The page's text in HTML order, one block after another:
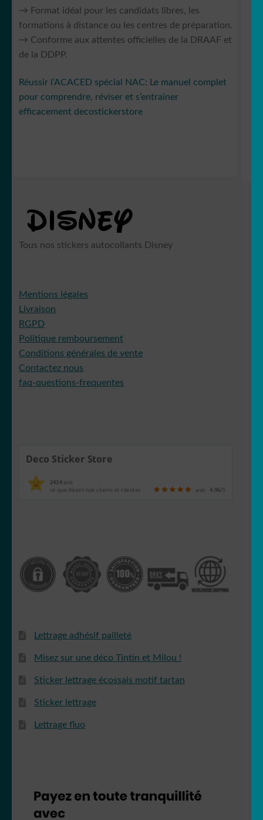
→ Format idéal pour les candidats libres, les
formations à distance ou les centres de préparation.
→ Conforme aux attentes officielles de la DRAAF et
de la DDPP.
Réussir l’ACACED spécial NAC: Le manuel complet
pour comprendre, réviser et s’entraîner
efficacement decostickerstore
Tous nos stickers autocollants Disney
Mentions légales
Livraison
RGPD
Politique remboursement
Conditions générales de vente
Contactez nous
faq-questions-frequentes
Deco Sticker Store
2434avis
ce que disent nos clients et clientes avis 4.96/5
Lettrage adhésif pailleté
Misez sur une déco Tintin et Milou !
Sticker lettrage écossais motif tartan
Sticker lettrage
Lettrage fluo